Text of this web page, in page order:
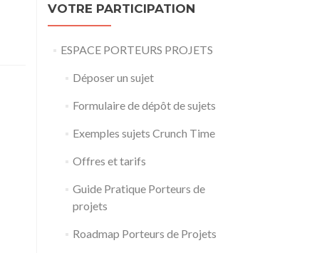
VOTRE PARTICIPATION
ESPACE PORTEURS PROJETS
Déposer un sujet
Formulaire de dépôt de sujets
Exemples sujets Crunch Time
Offres et tarifs
Guide Pratique Porteurs de
projets
Roadmap Porteurs de Projets